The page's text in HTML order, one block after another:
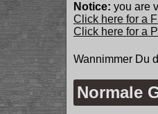
Notice: you are
Click here for a
Click here for a
Wannimmer Du
Normale